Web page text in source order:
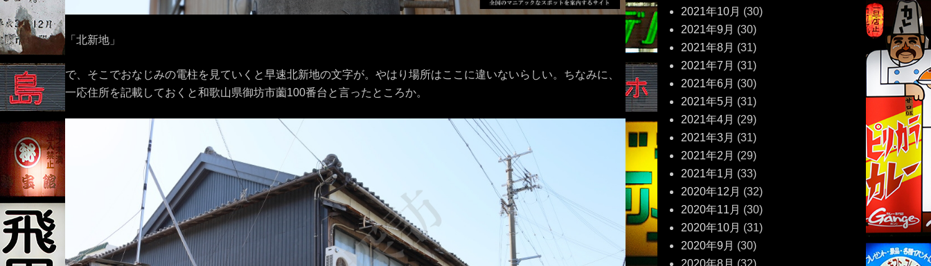
「北新地」
で、そこでおなじみの電柱を見ていくと早速北新地の文字が。やはり場所はここに違いないらしい。ちなみに、
一応住所を記載しておくと和歌山県御坊市薗100番台と言ったところか。
2021年10月 (30)
2021年9月 (30)
2021年8月 (31)
2021年7月 (31)
2021年6月 (30)
2021年5月 (31)
2021年4月 (29)
2021年3月 (31)
2021年2月 (29)
2021年1月 (33)
2020年12月 (32)
2020年11月 (30)
2020年10月 (31)
2020年9月 (30)
2020年8月 (32)